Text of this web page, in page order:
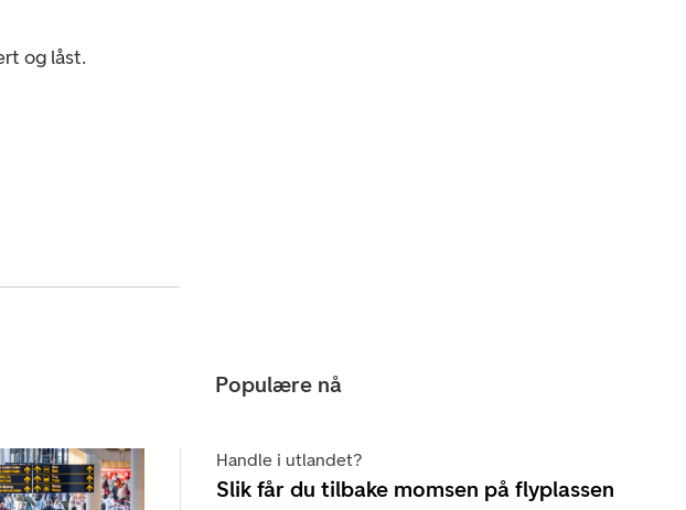
og låst.
Populære nå
Handle i utlandet?
Slik får du tilbake momsen på flyplassen